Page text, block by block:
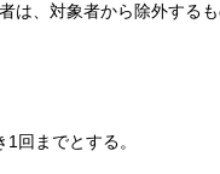
は、対象者から除外するも
回までとする。